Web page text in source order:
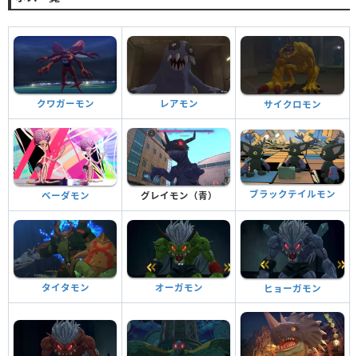
クワガーモン レアモン サイクロモン
ベーダモン グレイモン（青） ブラックテイルモン
タイタモン オーガモン ヒョーガモン